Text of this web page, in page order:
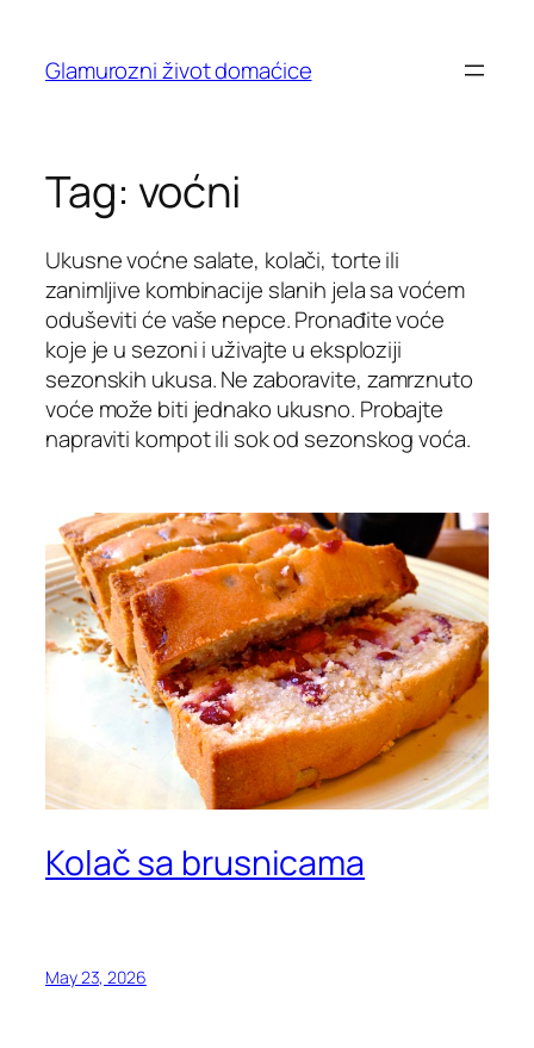
content
Glamurozni život domaćice
Tag: voćni
Ukusne voćne salate, kolači, torte ili
zanimljive kombinacije slanih jela sa voćem
oduševiti će vaše nepce. Pronađite voće
koje je u sezoni i uživajte u eksploziji
sezonskih ukusa. Ne zaboravite, zamrznuto
voće može biti jednako ukusno. Probajte
napraviti kompot ili sok od sezonskog voća.
Kolač sa brusnicama
May 23, 2026